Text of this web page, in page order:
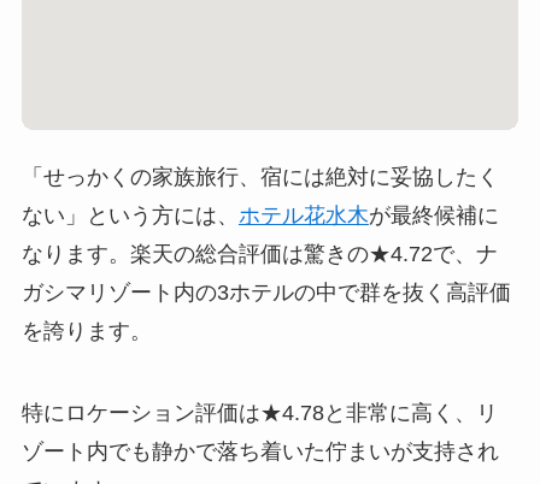
「せっかくの家族旅行、宿には絶対に妥協したく
ない」という方には、 ホテル花水木が最終候補に
なります。楽天の総合評価は驚きの★4.72で、ナ
ガシマリゾート内の3ホテルの中で群を抜く高評価
を誇ります。
特にロケーション評価は★4.78と非常に高く、リ
ゾート内でも静かで落ち着いた佇まいが支持され